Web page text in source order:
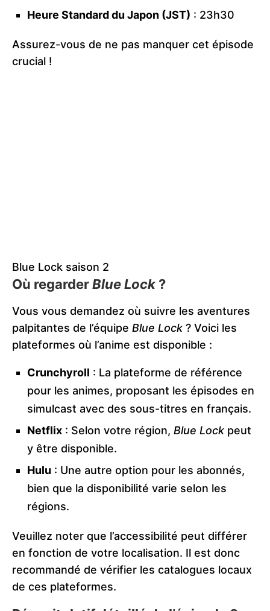
Heure Standard du Japon (JST) : 23h30
Assurez-vous de ne pas manquer cet épisode
crucial !
Blue Lock saison 2
Où regarderBlue Lock?
Vous vous demandez où suivre les aventures
palpitantes de l’équipe Blue Lock ? Voici les
plateformes où l’anime est disponible :
Crunchyroll : La plateforme de référence
pour les animes, proposant les épisodes en
simulcast avec des sous-titres en français.
Netflix : Selon votre région, Blue Lock peut
y être disponible.
Hulu : Une autre option pour les abonnés,
bien que la disponibilité varie selon les
régions.
Veuillez noter que l’accessibilité peut différer
en fonction de votre localisation. Il est donc
recommandé de vérifier les catalogues locaux
de ces plateformes.